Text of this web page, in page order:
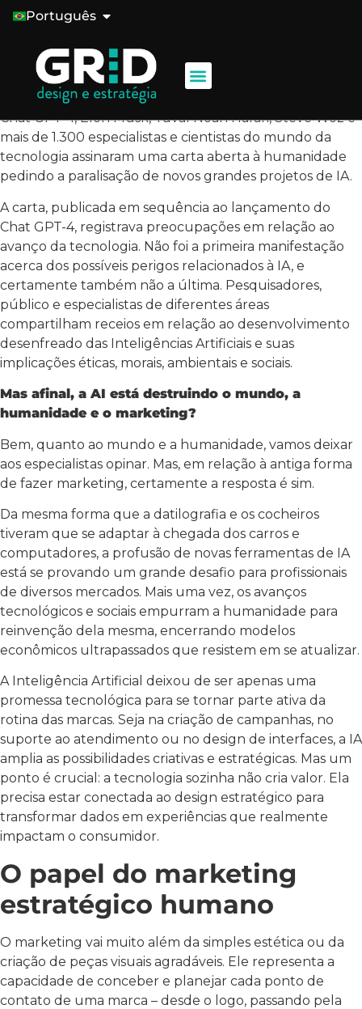
Português
Descubra como a IA e o design estratégico humano se
unem para impulsionar o marketing, criando
experiências impactantes e personalizadas para o
consumidor.
Em 22 de março de 2023, depois do lançamento do
Chat GPT-4, Elon Musk, Yuval Noah Harari, Steve Woz e
mais de 1.300 especialistas e cientistas do mundo da
tecnologia assinaram uma carta aberta à humanidade
pedindo a paralisação de novos grandes projetos de IA.
A carta, publicada em sequência ao lançamento do
Chat GPT-4, registrava preocupações em relação ao
avanço da tecnologia. Não foi a primeira manifestação
acerca dos possíveis perigos relacionados à IA, e
certamente também não a última. Pesquisadores,
público e especialistas de diferentes áreas
compartilham receios em relação ao desenvolvimento
desenfreado das Inteligências Artificiais e suas
implicações éticas, morais, ambientais e sociais.
Mas afinal, a AI está destruindo o mundo, a
humanidade e o marketing?
Bem, quanto ao mundo e a humanidade, vamos deixar
aos especialistas opinar. Mas, em relação à antiga forma
de fazer marketing, certamente a resposta é sim.
Da mesma forma que a datilografia e os cocheiros
tiveram que se adaptar à chegada dos carros e
computadores, a profusão de novas ferramentas de IA
está se provando um grande desafio para profissionais
de diversos mercados. Mais uma vez, os avanços
tecnológicos e sociais empurram a humanidade para
reinvenção dela mesma, encerrando modelos
econômicos ultrapassados que resistem em se atualizar.
A Inteligência Artificial deixou de ser apenas uma
promessa tecnológica para se tornar parte ativa da
rotina das marcas. Seja na criação de campanhas, no
suporte ao atendimento ou no design de interfaces, a IA
amplia as possibilidades criativas e estratégicas. Mas um
ponto é crucial: a tecnologia sozinha não cria valor. Ela
precisa estar conectada ao design estratégico para
transformar dados em experiências que realmente
impactam o consumidor.
O papel do marketing
estratégico humano
O marketing vai muito além da simples estética ou da
criação de peças visuais agradáveis. Ele representa a
capacidade de conceber e planejar cada ponto de
contato de uma marca – desde o logo, passando pela